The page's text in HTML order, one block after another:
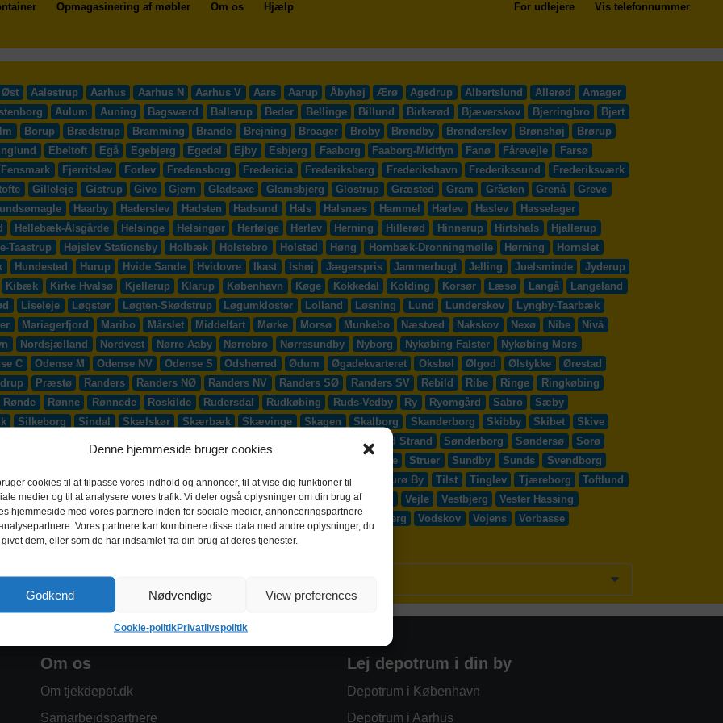
Denne hjemmeside bruger cookies
cookies til at tilpasse vores indhold og annoncer, til at vise dig funktioner til
medier og til at analysere vores trafik. Vi deler også oplysninger om din brug af
hjemmeside med vores partnere inden for sociale medier, annonceringspartnere
Vores partnere kan kombinere disse data med andre oplysninger, du
dem, eller som de har indsamlet fra din brug af deres tjenester.
Godkend Nødvendige View preferences
Cookie-politikPrivatlivspolitik
Opmagasinering af møbler Om os Hjælp For udlejere Vis telefonnummer
Øst Aalestrup Aarhus Aarhus N Aarhus V Aars Aarup Åbyhøj Ærø Agedrup Albertslund Allerød
Amager
Aulum Auning Bagsværd Ballerup Beder Bellinge Billund Birkerød Bjæverskov Bjerringbro
Bjert
Borup Brædstrup Bramming Brande Brejning Broager Broby Brøndby Brønderslev Brønshøj
Brørup
Ebeltoft Egå Egebjerg Egedal Ejby Esbjerg Faaborg Faaborg-Midtfyn Fanø Fårevejle
Farsø
Fensmark Fjerritslev Forlev Fredensborg Fredericia Frederiksberg Frederikshavn Frederikssund
Frederiksværk
Gilleleje Gistrup Give Gjern Gladsaxe Glamsbjerg Glostrup Græsted Gram Gråsten Grenå
Greve
Haarby Haderslev Hadsten Hadsund Hals Halsnæs Hammel Harlev Haslev
Hasselager
Hellebæk-Ålsgårde Helsinge Helsingør Herfølge Herlev Herning Hillerød Hinnerup Hirtshals
Hjallerup
Taastrup Højslev Stationsby Holbæk Holstebro Holsted Høng Hornbæk-Dronningmølle Hørning
Hornslet
Hundested Hurup Hvide Sande Hvidovre Ikast Ishøj Jægerspris Jammerbugt Jelling Juelsminde
Jyderup
Kibæk Kirke Hvalsø Kjellerup Klarup København Køge Kokkedal Kolding Korsør Læsø Langå
Langeland
Liseleje Løgstør Løgten-Skødstrup Løgumkloster Lolland Løsning Lund Lunderskov
Lyngby-Taarbæk
Mariagerfjord Maribo Mårslet Middelfart Mørke Morsø Munkebo Næstved Nakskov Nexø Nibe
Nivå
Nordsjælland Nordvest Nørre Aaby Nørrebro Nørresundby Nyborg Nykøbing Falster
Nykøbing Mors
C Odense M Odense NV Odense S Odsherred Ødum Øgadekvarteret Oksbøl Ølgod Ølstykke
Ørestad
Præstø Randers Randers NØ Randers NV Randers SØ Randers SV Rebild Ribe Ringe
Ringkøbing
Rønde Rønne Rønnede Roskilde Rudersdal Rudkøbing Ruds-Vedby Ry Ryomgård Sabro
Sæby
Silkeborg Sindal Skælskør Skærbæk Skævinge Skagen Skalborg Skanderborg Skibby Skibet
Skive
Solrød Strand Sønderborg Søndersø
Sorø
Strøby Egede Struer Sundby Sunds
Svendborg
Sydhavnen Taastrup Tarm Tårnby Taulov Them Thisted Thurø By Tilst Tinglev Tjæreborg
Toftlund
Vadum Værløse Valby Vallensbæk Vamdrup Vanløse Varde Vejle Vestbjerg
Vester Hassing
S Videbæk Vildbjerg Vinderup Vindinge Virklund Virum Vissenbjerg Vodskov Vojens
Vorbasse
Om os
Om tjekdepot.dk
Samarbejdspartnere
Lej depotrum i din by
Depotrum i København
Depotrum i Aarhus